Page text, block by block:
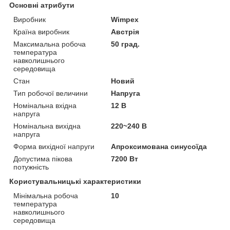
Основні атрибути
Виробник
Wimpex
Країна виробник
Австрія
Максимальна робоча
температура
навколишнього
середовища
50 град.
Стан
Новий
Тип робочої величини
Напруга
Номінальна вхідна
напруга
12 В
Номінальна вихідна
напруга
220~240 В
Форма вихідної напруги
Апроксимована синусоїда
Допустима пікова
потужність
7200 Вт
Користувальницькі характеристики
Мінімальна робоча
температура
навколишнього
середовища
10